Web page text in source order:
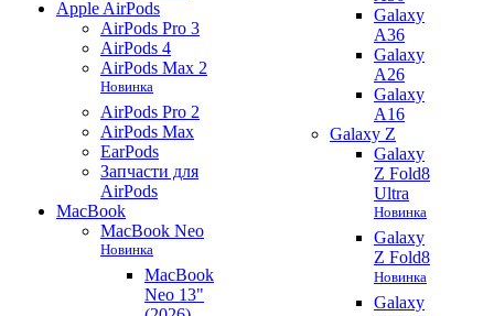
Apple AirPods
AirPods Pro 3
AirPods 4
AirPods Max 2
Новинка
AirPods Pro 2
AirPods Max
EarPods
Запчасти для
AirPods
MacBook
MacBook Neo
Новинка
MacBook
Neo 13"
Galaxy
A36
Galaxy
A26
Galaxy
A16
Galaxy Z
Galaxy
Z Fold8
Ultra
Новинка
Galaxy
Z Fold8
Новинка
Galaxy